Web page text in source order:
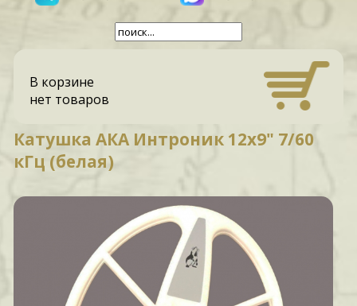
В корзине
нет товаров
Катушка АКА Интроник 12x9" 7/60
кГц (белая)